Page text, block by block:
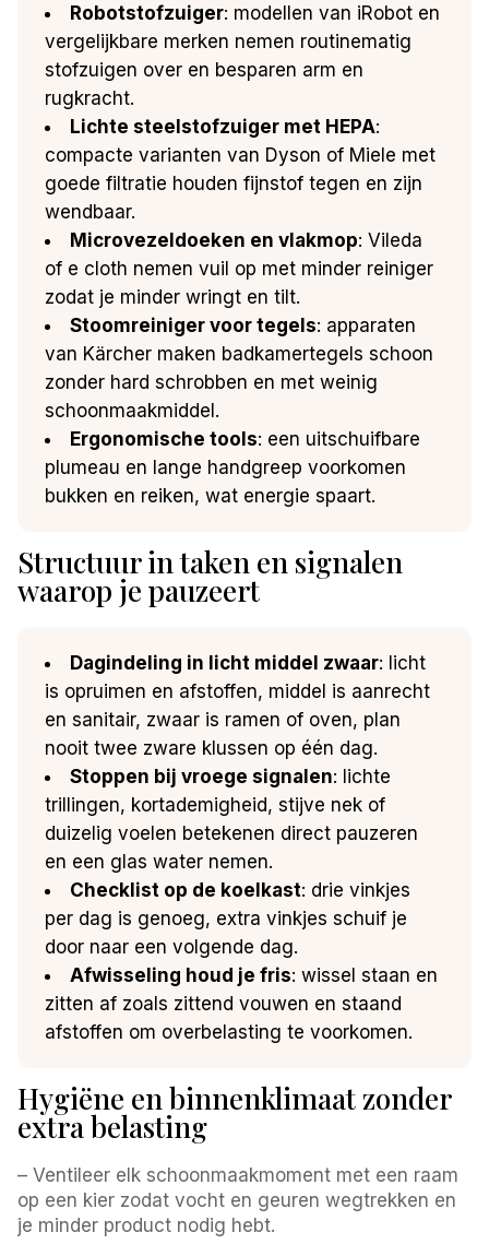
Robotstofzuiger: modellen van iRobot en
vergelijkbare merken nemen routinematig
stofzuigen over en besparen arm en
rugkracht.
Lichte steelstofzuiger met HEPA:
compacte varianten van Dyson of Miele met
goede filtratie houden fijnstof tegen en zijn
wendbaar.
Microvezeldoeken en vlakmop: Vileda
of e cloth nemen vuil op met minder reiniger
zodat je minder wringt en tilt.
Stoomreiniger voor tegels: apparaten
van Kärcher maken badkamertegels schoon
zonder hard schrobben en met weinig
schoonmaakmiddel.
Ergonomische tools: een uitschuifbare
plumeau en lange handgreep voorkomen
bukken en reiken, wat energie spaart.
Structuur in taken en signalen
waarop je pauzeert
Dagindeling in licht middel zwaar: licht
is opruimen en afstoffen, middel is aanrecht
en sanitair, zwaar is ramen of oven, plan
nooit twee zware klussen op één dag.
Stoppen bij vroege signalen: lichte
trillingen, kortademigheid, stijve nek of
duizelig voelen betekenen direct pauzeren
en een glas water nemen.
Checklist op de koelkast: drie vinkjes
per dag is genoeg, extra vinkjes schuif je
door naar een volgende dag.
Afwisseling houd je fris: wissel staan en
zitten af zoals zittend vouwen en staand
afstoffen om overbelasting te voorkomen.
Hygiëne en binnenklimaat zonder
extra belasting
– Ventileer elk schoonmaakmoment met een raam
op een kier zodat vocht en geuren wegtrekken en
je minder product nodig hebt.